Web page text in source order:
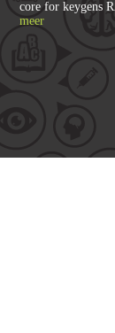
core for keygens
meer